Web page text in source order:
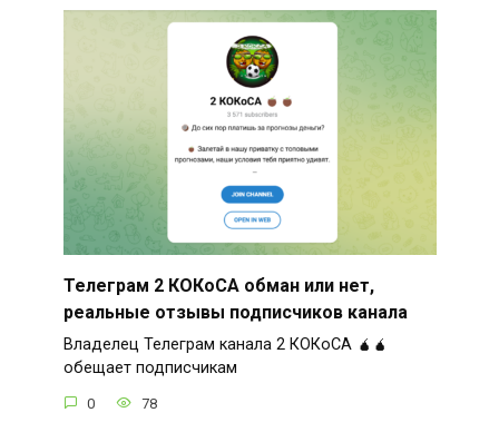
Телеграм 2 КОКoСА обман или нет,
реальные отзывы подписчиков канала
Владелец Телеграм канала 2 КОКoСА 🧉🧉
обещает подписчикам
0 78